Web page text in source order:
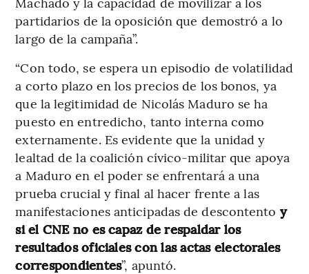
partidarios de la oposición que demostró a lo
largo de la campaña”.
“Con todo, se espera un episodio de volatilidad
a corto plazo en los precios de los bonos, ya
que la legitimidad de Nicolás Maduro se ha
puesto en entredicho, tanto interna como
externamente. Es evidente que la unidad y
lealtad de la coalición cívico-militar que apoya
a Maduro en el poder se enfrentará a una
prueba crucial y final al hacer frente a las
manifestaciones anticipadas de descontento y
si el CNE no es capaz de respaldar los
resultados oficiales con las actas electorales
correspondientes”, apuntó.